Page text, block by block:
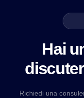
Hai
Richiedi una